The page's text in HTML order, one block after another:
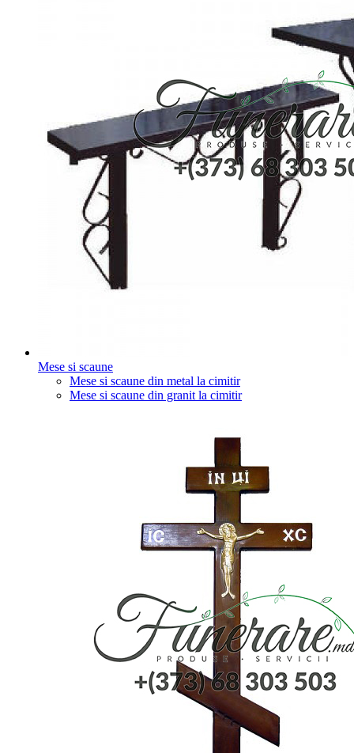
Mese si scaune
Mese si scaune din metal la cimitir
Mese si scaune din granit la cimitir